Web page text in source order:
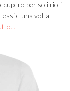
per soli ricci
e una volta